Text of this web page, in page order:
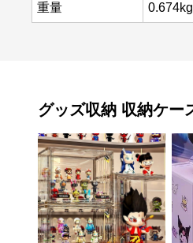
重量 0.674kg
グッズ収納 収納ケー